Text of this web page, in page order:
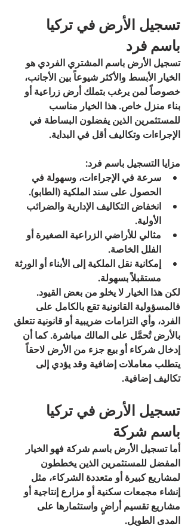
تسجيل الأرض في تركيا
باسم فرد
تسجيل الأرض باسم المشتري الفردي هو
الخيار الأبسط والأكثر شيوعاً بين الأجانب،
خصوصاً لمن يرغب بتملك أرض زراعية أو
بناء منزل خاص. هذا الخيار مناسب
للمستثمرين الذين يفضلون البساطة في
الإجراءات وتكاليف أقل في البداية.
مزايا التسجيل باسم فرد:
سرعة في الإجراءات، وسهولة في
الحصول على سند الملكية (الطابو).
انخفاض التكاليف الإدارية والضرائب
الأولية.
مثالي للأراضي الزراعية الصغيرة أو
الفلل الخاصة.
إمكانية نقل الملكية إلى الأبناء أو الورثة
مستقبلاً بسهولة.
لكن هذا الخيار لا يخلو من بعض القيود.
فالمسؤولية القانونية تقع بالكامل على
الفرد، وأي التزامات ضريبية أو قانونية تتعلق
بالأرض تُحمَّل على المالك مباشرة. كما أن
إدخال شركاء أو بيع جزء من الأرض لاحقاً
يتطلب معاملات إضافية وقد يؤدي إلى
تكاليف إضافية.
تسجيل الأرض في تركيا
باسم شركة
أما تسجيل الأرض باسم شركة فهو الخيار
المفضل للمستثمرين الذين يخططون
لمشاريع كبيرة أو متعددة الشركاء، مثل
إنشاء مجمعات سكنية أو مزارع إنتاجية أو
مشاريع تقسيم أراضٍ واستثمارها على
المدى الطويل.